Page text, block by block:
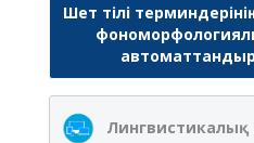
Шет тілі
Лингвистикалық